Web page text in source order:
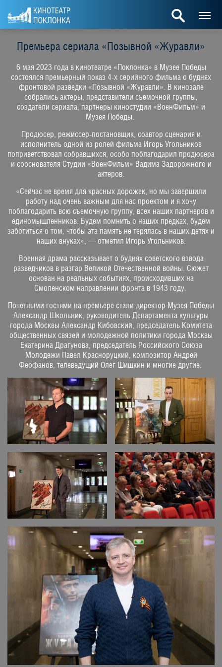
Премьера сериала «Позывной «Журавли»
6 мая 2023 года в кинотеатре «Поклонка» в Музее Победы
состоялся премьерный показ 4-х серийного фильма о буднях
фронтовой разведки «Позывной «Журавли». В кинозале
собрались актеры, представители съемочной группы,
создатели сериала, партнеры киностудии «ВоенФильм» и
Музея Победы.
Продюсер, режиссер-постановщик, соавтор сценария и
исполнитель одной из ролей фильма Игорь Угольников
поприветствовал собравшихся, особо поблагодарил продюсера
и сооснователя Студии «ВоенФильм» Вадима Задорожного и
актеров.
«Сейчас не время для красных дорожек, но мы завершили
работу над очень важным для нас проектом и я хочу
поблагодарить всю съемочную группу, всех наших партнеров и
единомышленников. Будем помнить о наших предках, будем
заботиться о том, чтобы эта память не терялась в наших детях и
наших внуках», — отметил Игорь Угольников.
Военная драма рассказывает о буднях советского взвода
разведчиков в разгар Великой Отечественной войны. Сюжет
основан на реальных событиях, происходивших на
Смоленском направлении фронта в 1943 году.
Почетными гостями на премьере стали директор Музея Победы
Александр Школьник, руководитель Департамента культуры
города Москвы Александр Кибовский, председатель Комитета
общественных связей и молодежной политики города Москвы
Екатерина Драгунова, председатель Российского Союза
Молодежи Павел Красноруцкий, композитор Андрей
Феофанов, телеведущий Олег Шишкин и многие другие.